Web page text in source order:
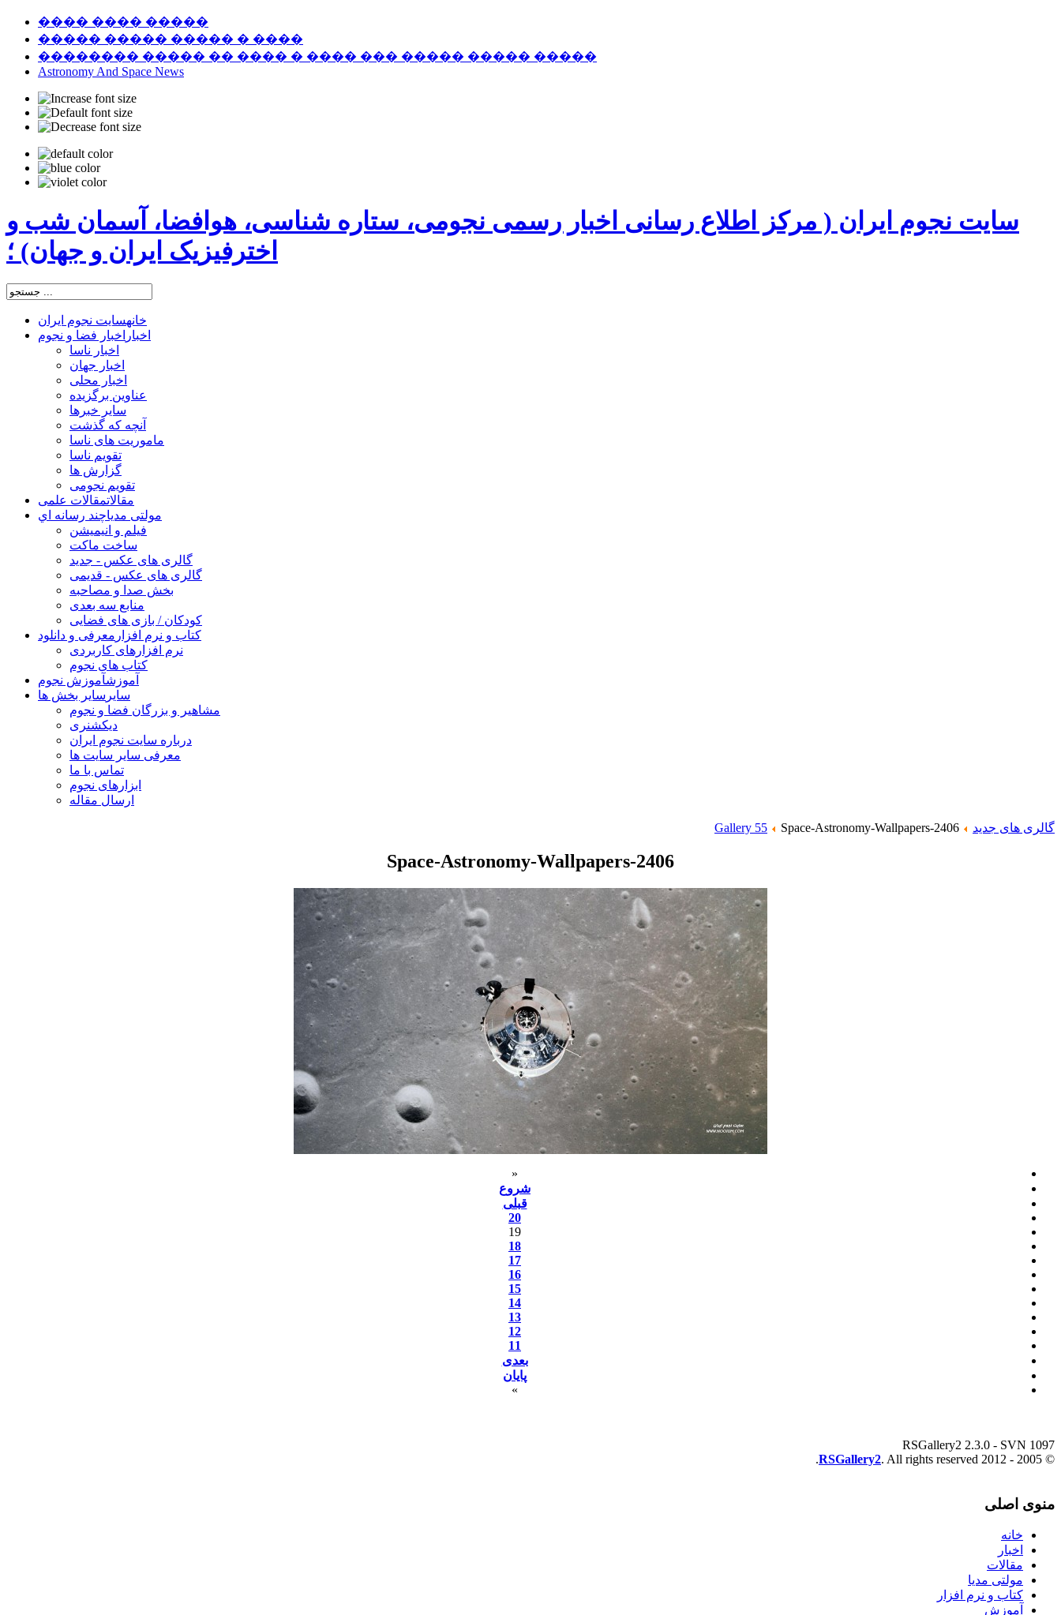
���� ���� �����
����� ����� ����� � ����
�������� ����� �� ���� � ���� ��� ����� ����� �����
Astronomy And Space News
سایت نجوم ایران ( مرکز اطلاع رسانی اخبار رسمی نجومی، ستاره شناسی، هوافضا، آسمان شب و
اخترفیزیک ایران و جهان) ؛
خانهسایت نجوم ایران
اخبار اخبار فضا و نجوم
اخبار ناسا
اخبار جهان
اخبار محلی
عناوین برگزیده
سایر خبرها
آنچه که گذشت
ماموریت های ناسا
تقویم ناسا
گزارش ها
تقویم نجومی
مقالاتمقالات علمی
مولتی مدیاچند رسانه اي
فیلم و انیمیشن
ساخت ماکت
گالری های عکس - جدید
گالری های عکس - قدیمی
بخش صدا و مصاحبه
منابع سه بعدی
کودکان / بازی های فضایی
کتاب و نرم افزار معرفی و دانلود
نرم افزارهای کاربردی
کتاب های نجوم
آموزشآموزش نجوم
سایر سایر بخش ها
مشاهیر و بزرگان فضا و نجوم
دیکشنری
درباره سایت نجوم ایران
معرفی سایر سایت ها
تماس با ما
ابزارهای نجوم
ارسال مقاله
گالری های جدید Gallery 55 Space-Astronomy-Wallpapers-2406
Space-Astronomy-Wallpapers-2406
«
شروع
قبلی
20
19
18
17
16
15
14
13
12
11
بعدی
پایان
»
RSGallery2 2.3.0 - SVN 1097
© 2005 - 2012
RSGallery2. All rights reserved.
منوی اصلی
خانه
اخبار
مقالات
مولتی مدیا
کتاب و نرم افزار
آموزش